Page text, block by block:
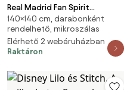
Real Madrid Fan Spirit
fürdőlepedő, strand törölköző
70x140 cm (Fast Dry)
140×140 cm, darabonként
rendelhető, mikroszálas
Elérhető 2 webáruházban
Raktáron